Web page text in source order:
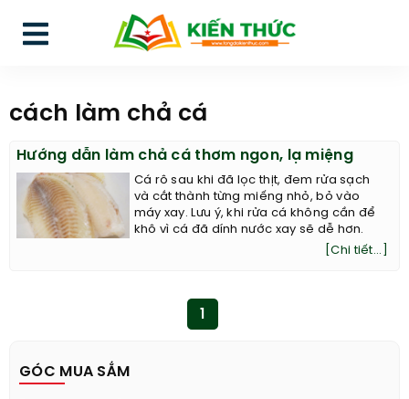
cách làm chả cá
Hướng dẫn làm chả cá thơm ngon, lạ miệng
Cá rô sau khi đã lọc thịt, đem rửa sạch
và cắt thành từng miếng nhỏ, bỏ vào
máy xay. Lưu ý, khi rửa cá không cần để
khô vì cá đã dính nước xay sẽ dễ hơn.
[Chi tiết...]
GÓC MUA SẮM